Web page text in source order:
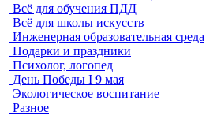
Всё для обучения ПДД
Всё для школы искусств
Инженерная образовательная среда
Подарки и праздники
Психолог, логопед
День Победы I 9 мая
Экологическое воспитание
Разное